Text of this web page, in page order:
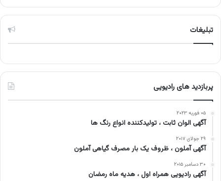
تبلیغات
پربازدید های رادیویی
۰۵ فوریه ۲۰۲۳
آگهی الوان ثابت ، تولیدکننده انواع رنگ ها
۲۹ جولای ۲۰۱۷
آگهی آملون ، ظروف یک بار مصرف گیاهی آملون
۳۰ دسامبر ۲۰۱۵
آگهی رادیویی همراه اول ، هدیه ماه رمضان